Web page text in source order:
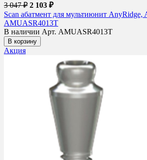
3 047 ₽ 2 103 ₽
Scan абатмент для мультиюнит AnyRidge,
AMUASR4013T
В наличии Арт. AMUASR4013T
В корзину
Акция